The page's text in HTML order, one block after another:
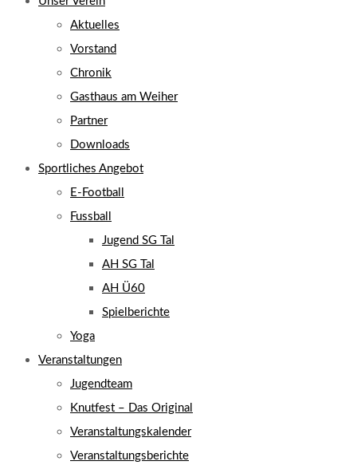
Aktuelles
Vorstand
Chronik
Gasthaus am Weiher
Partner
Downloads
Sportliches Angebot
E-Football
Fussball
Jugend SG Tal
AH SG Tal
AH Ü60
Spielberichte
Yoga
Veranstaltungen
Jugendteam
Knutfest – Das Original
Veranstaltungskalender
Veranstaltungsberichte